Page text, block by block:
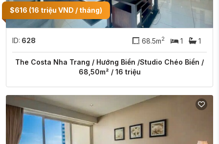
$616 (16 triệu VND / tháng)
ID: 628 68.5m2 1 1
The Costa Nha Trang / Hướng Biển /Studio Chéo Biển /
68,50m² / 16 triệu